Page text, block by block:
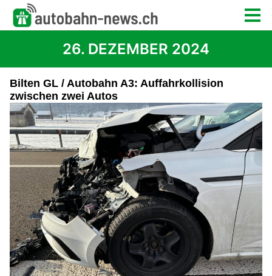
26. DEZEMBER 2024
Bilten GL / Autobahn A3: Auffahrkollision
zwischen zwei Autos